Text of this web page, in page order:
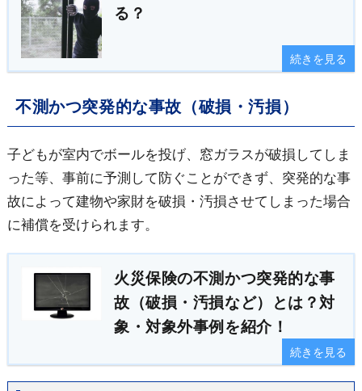
る？
続きを見る
不測かつ突発的な事故（破損・汚損）
子どもが室内でボールを投げ、窓ガラスが破損してしま
った等、事前に予測して防ぐことができず、突発的な事
故によって建物や家財を破損・汚損させてしまった場合
に補償を受けられます。
火災保険の不測かつ突発的な事
故（破損・汚損など）とは？対
象・対象外事例を紹介！
続きを見る